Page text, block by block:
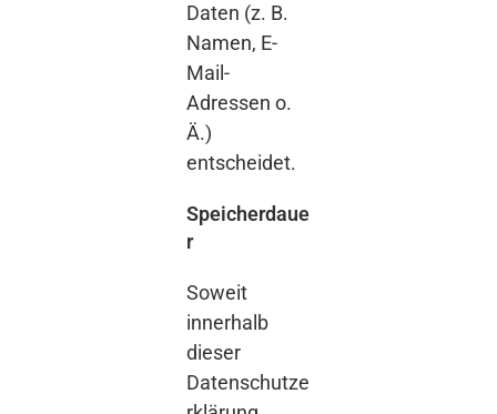
Daten (z. B.
Namen, E-
Mail-
Adressen o.
Ä.)
entscheidet.
Speicherdaue
r
Soweit
innerhalb
dieser
Datenschutze